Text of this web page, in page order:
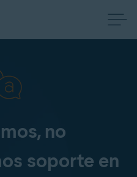
no
soporte en